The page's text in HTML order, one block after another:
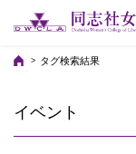
タグ検索結果
イベント